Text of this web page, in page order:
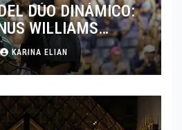
DÚO DINÁMICO:
WILLIAMS
DOBLES EN
KARINA ELIAN